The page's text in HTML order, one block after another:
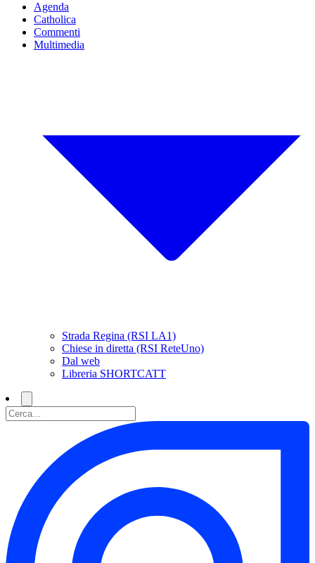
Agenda
Catholica
Commenti
Multimedia
Strada Regina (RSI LA1)
Chiese in diretta (RSI ReteUno)
Dal web
Libreria SHORTCATT